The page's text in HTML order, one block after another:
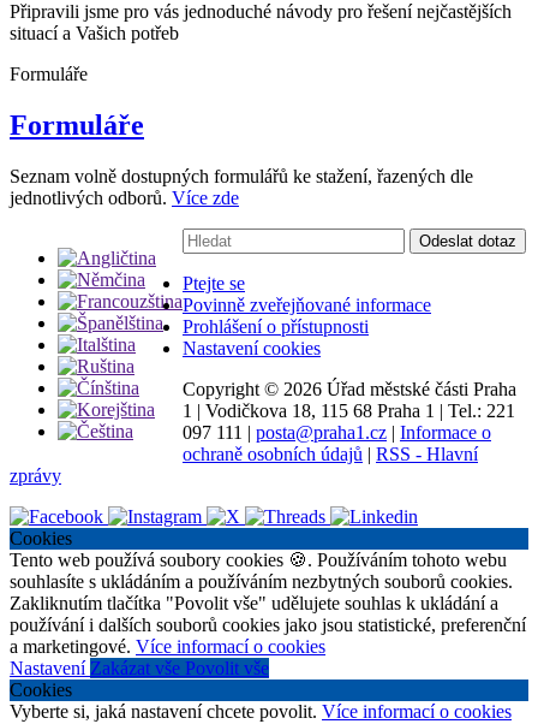
Připravili jsme pro vás jednoduché návody pro řešení nejčastějších
situací a Vašich potřeb
Formuláře
Formuláře
Seznam volně dostupných formulářů ke stažení, řazených dle
jednotlivých odborů. Více zde
Vyhledávání:
Odeslat dotaz
Ptejte se
Povinně zveřejňované informace
Prohlášení o přístupnosti
Nastavení cookies
Copyright © 2026 Úřad městské části Praha
1 | Vodičkova 18, 115 68 Praha 1 | Tel.: 221
097 111 | posta@praha1.cz | Informace o
ochraně osobních údajů | RSS - Hlavní
zprávy
Cookies
Tento web používá soubory cookies 🍪. Používáním tohoto webu
souhlasíte s ukládáním a používáním nezbytných souborů cookies.
Zakliknutím tlačítka "Povolit vše" udělujete souhlas k ukládání a
používání i dalších souborů cookies jako jsou statistické, preferenční
a marketingové. Více informací o cookies
Nastavení Zakázat vše Povolit vše
Cookies
Vyberte si, jaká nastavení chcete povolit. Více informací o cookies